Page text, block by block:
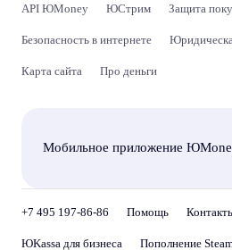
API ЮMoney ЮСтрим Защита
Безопасность в интернете
Карта сайта Про деньги
Мобильное приложение
+7 495 197-86-86 Помощь
ЮKassa для бизнеса Пополнение